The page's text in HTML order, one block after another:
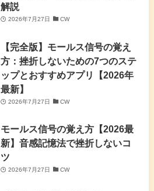
解説
2026年7月27日 CW
【完全版】モールス信号の覚え
方：挫折しないための7つのステ
ップとおすすめアプリ【2026年
最新】
2026年7月27日 CW
モールス信号の覚え方【2026最
新】音感記憶法で挫折しないコ
ツ
2026年7月27日 CW